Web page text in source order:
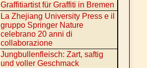
Graffitiartist für Graffiti in Bremen
La Zhejiang University Press e il
gruppo Springer Nature
celebrano 20 anni di
collaborazione
Jungbullenfleisch: Zart, saftig
und voller Geschmack